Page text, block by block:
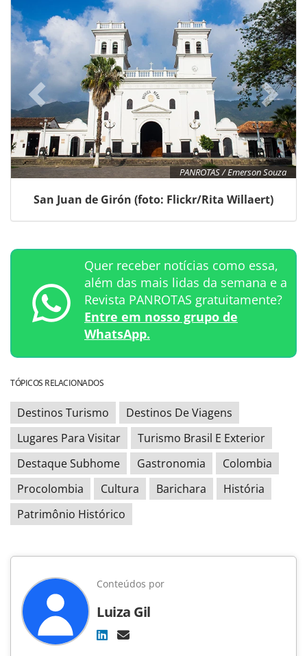
PANROTAS / Emerson Souza
San Juan de Girón (foto: Flickr/Rita Willaert)
Quer receber notícias como essa,
além das mais lidas da semana e a
Revista PANROTAS gratuitamente?
Entre em nosso grupo de
WhatsApp.
TÓPICOS RELACIONADOS
Destinos Turismo
Destinos De Viagens
Lugares Para Visitar
Turismo Brasil E Exterior
Destaque Subhome
Gastronomia
Colombia
Procolombia
Cultura Barichara
História
Patrimônio Histórico
Conteúdos por
Luiza Gil